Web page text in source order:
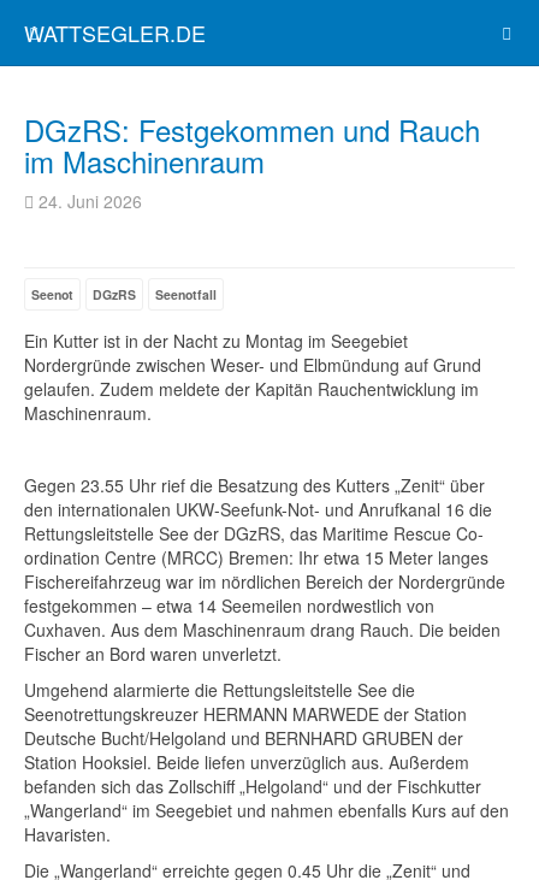
WATTSEGLER.DE
DGzRS: Festgekommen und Rauch
im Maschinenraum
24. Juni 2026
Seenot DGzRS Seenotfall
Ein Kutter ist in der Nacht zu Montag im Seegebiet
Nordergründe zwischen Weser- und Elbmündung auf Grund
gelaufen. Zudem meldete der Kapitän Rauchentwicklung im
Maschinenraum.
Gegen 23.55 Uhr rief die Besatzung des Kutters „Zenit“ über
den internationalen UKW-Seefunk-Not- und Anrufkanal 16 die
Rettungsleitstelle See der DGzRS, das Maritime Rescue Co-
ordination Centre (MRCC) Bremen: Ihr etwa 15 Meter langes
Fischereifahrzeug war im nördlichen Bereich der Nordergründe
festgekommen – etwa 14 Seemeilen nordwestlich von
Cuxhaven. Aus dem Maschinenraum drang Rauch. Die beiden
Fischer an Bord waren unverletzt.
Umgehend alarmierte die Rettungsleitstelle See die
Seenotrettungskreuzer HERMANN MARWEDE der Station
Deutsche Bucht/Helgoland und BERNHARD GRUBEN der
Station Hooksiel. Beide liefen unverzüglich aus. Außerdem
befanden sich das Zollschiff „Helgoland“ und der Fischkutter
„Wangerland“ im Seegebiet und nahmen ebenfalls Kurs auf den
Havaristen.
Die „Wangerland“ erreichte gegen 0.45 Uhr die „Zenit“ und